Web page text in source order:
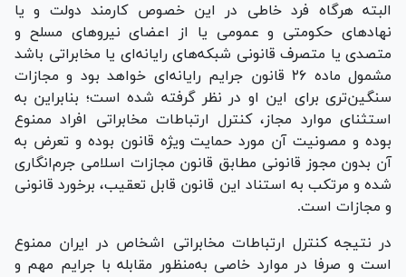
البته هرگاه فرد خاطی در این خصوص کارمند دولت و یا
نهاد‌های حکومتی و عمومی یا از اعضای نیرو‌های مسلح و
متصدی یا متصرف قانونی شبکه‌های رایانه‌ای یا مخابراتی باشد
مشمول ماده ۲۶ قانون جرایم رایانه‌ای خواهد بود و مجازات
سنگین‌تری برای این او در نظر گرفته شده است؛ بنابراین به
استثنای موارد مجاز، کنترل ارتباطات مخابراتی افراد ممنوع
بوده و مصونیت آن مورد حمایت ویژه قانون بوده و تعرض به
آن بدون مجوز قانونی مطابق قانون مجازات اسلامی جرم‌انگاری
شده و مرتکب به استناد این قانون قابل تعقیب، برخورد قانونی
و مجازات است.
در نتیجه کنترل ارتباطات مخابراتی اشخاص در ایران ممنوع
است و صرفا در موارد خاصی به‌منظور مقابله با جرایم مهم و